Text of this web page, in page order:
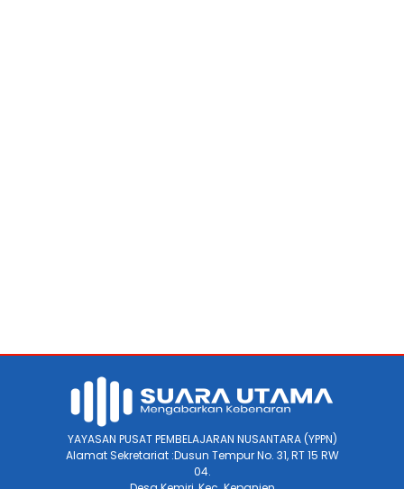
YAYASAN PUSAT PEMBELAJARAN NUSANTARA (YPPN)
Alamat Sekretariat :Dusun Tempur No. 31, RT 15 RW
04.